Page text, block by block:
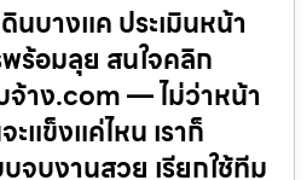
นบางแค ประเมินหน้า
ร้อมลุย สนใจคลิก
าง.com — ไม่ว่าหน้า
แข็งแค่ไหน เราก็
จบงานสวย เรียกใช้ทีม